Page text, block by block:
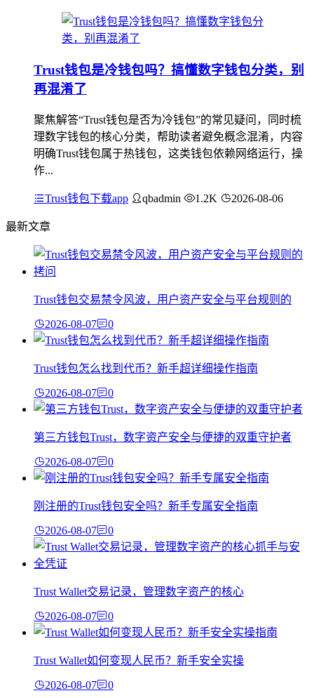
Trust钱包是冷钱包吗？搞懂数字钱包分类，别
再混淆了
聚焦解答“Trust钱包是否为冷钱包”的常见疑问，同时梳
理数字钱包的核心分类，帮助读者避免概念混淆，内容
明确Trust钱包属于热钱包，这类钱包依赖网络运行，操
作...
Trust钱包下载app qbadmin 1.2K 2026-08-06
最新文章
Trust钱包交易禁令风波，用户资产安全与平台规则的
2026-08-07 0
Trust钱包怎么找到代币？新手超详细操作指南
2026-08-07 0
第三方钱包Trust，数字资产安全与便捷的双重守护者
2026-08-07 0
刚注册的Trust钱包安全吗？新手专属安全指南
2026-08-07 0
Trust Wallet交易记录，管理数字资产的核心
2026-08-07 0
Trust Wallet如何变现人民币？新手安全实操
2026-08-07 0